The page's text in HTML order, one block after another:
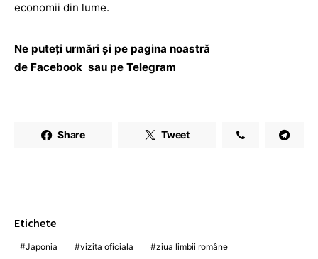
economii din lume.
Ne puteți urmări și pe pagina noastră
de Facebook sau pe Telegram
Share Tweet
Etichete
Japonia vizita oficiala ziua limbii române